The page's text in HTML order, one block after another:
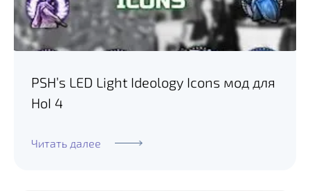
PSH’s LED Light Ideology Icons мод для
HoI 4
Читать далее